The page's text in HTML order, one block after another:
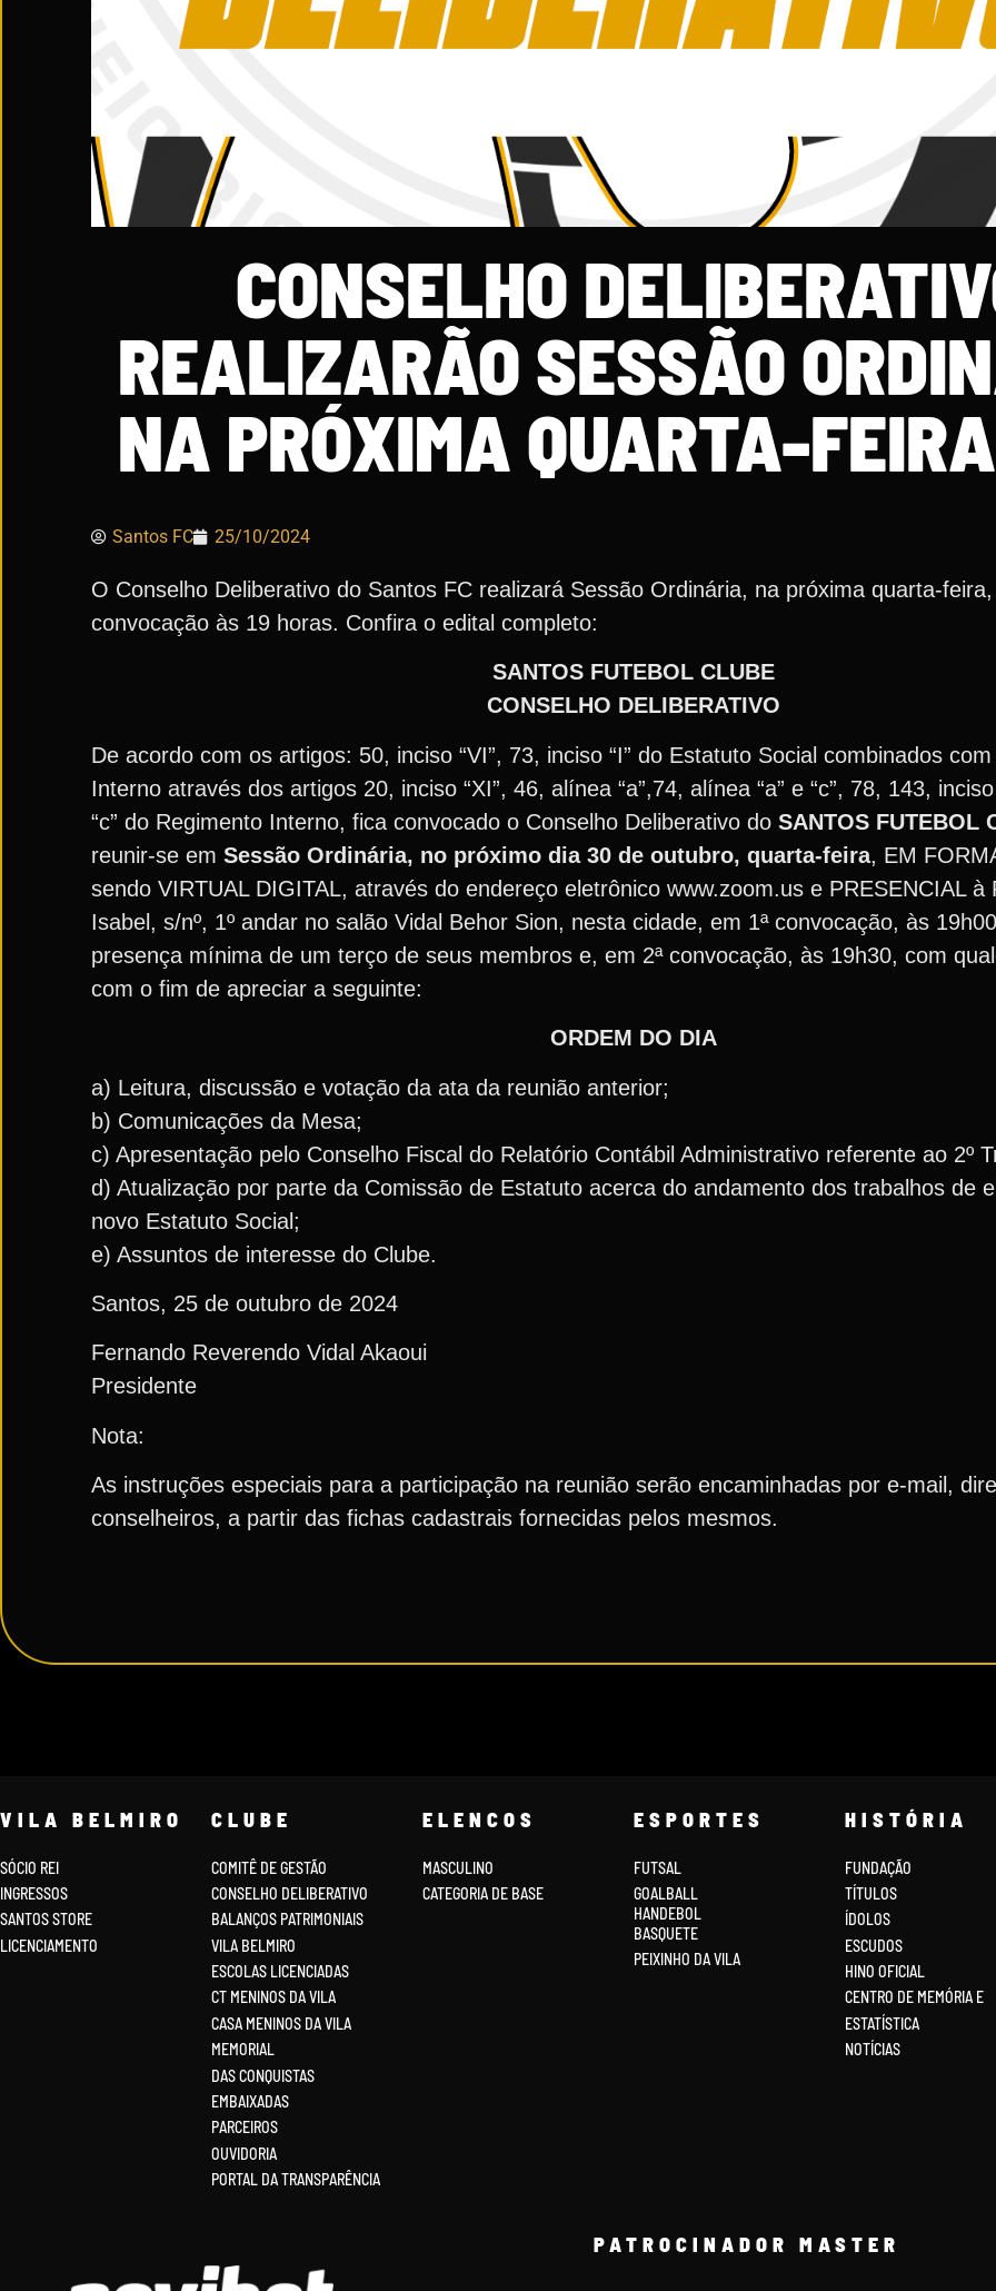
CONSELHO
REALIZARÃO SESSÃO
NA PRÓXIMA QUARTA-
Santos FC 25/10/2024
O Conselho Deliberativo do Santos FC realizará Sessão Ordinária, na próxima quarta-
convocação às 19 horas. Confira o edital completo:
SANTOS FUTEBOL CLUBE
CONSELHO DELIBERATIVO
De acordo com os artigos: 50, inciso “VI”, 73, inciso “I” do Estatuto Social combinados
Interno através dos artigos 20, inciso “XI”, 46, alínea “a”,74, alínea “a” e “c”, 78, 143,
“c” do Regimento Interno, fica convocado o Conselho Deliberativo do SANTOS FUTEBOL
reunir-se em Sessão Ordinária, no próximo dia 30 de outubro, quarta-feira, EM
sendo VIRTUAL DIGITAL, através do endereço eletrônico www.zoom.us e PRESENCIAL à
Isabel, s/nº, 1º andar no salão Vidal Behor Sion, nesta cidade, em 1ª convocação, às
presença mínima de um terço de seus membros e, em 2ª convocação, às 19h30, com
com o fim de apreciar a seguinte:
ORDEM DO DIA
a) Leitura, discussão e votação da ata da reunião anterior;
b) Comunicações da Mesa;
c) Apresentação pelo Conselho Fiscal do Relatório Contábil Administrativo referente ao 2º
d) Atualização por parte da Comissão de Estatuto acerca do andamento dos trabalhos de
novo Estatuto Social;
e) Assuntos de interesse do Clube.
Santos, 25 de outubro de 2024
Fernando Reverendo Vidal Akaoui
Presidente
Nota:
As instruções especiais para a participação na reunião serão encaminhadas por e-mail,
conselheiros, a partir das fichas cadastrais fornecidas pelos mesmos.
VILA BELMIRO
SÓCIO REI
INGRESSOS
SANTOS STORE
LICENCIAMENTO
CLUBE
COMITÊ DE GESTÃO
CONSELHO DELIBERATIVO
BALANÇOS PATRIMONIAIS
VILA BELMIRO
ESCOLAS LICENCIADAS
CT MENINOS DA VILA
CASA MENINOS DA VILA
MEMORIAL
DAS CONQUISTAS
EMBAIXADAS
PARCEIROS
OUVIDORIA
PORTAL DA TRANSPARÊNCIA
ELENCOS
MASCULINO
CATEGORIA DE BASE
ESPORTES
FUTSAL
GOALBALL
HANDEBOL
BASQUETE
PEIXINHO DA VILA
HISTÓRIA
FUNDAÇÃO
TÍTULOS
ÍDOLOS
ESCUDOS
HINO OFICIAL
CENTRO DE MEMÓRIA E
ESTATÍSTICA
NOTÍCIAS
PATROCINADOR MASTER